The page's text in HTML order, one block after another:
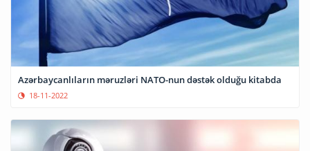
Azərbaycanlıların məruzləri NATO-nun dəstək olduğu kitabda
18-11-2022